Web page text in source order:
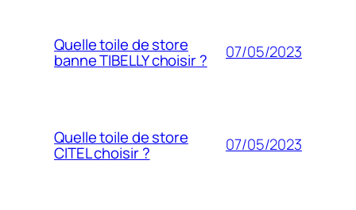
Quelle toile de store
banne TIBELLY choisir ? 07/05/2023
Quelle toile de store
CITEL choisir ? 07/05/2023